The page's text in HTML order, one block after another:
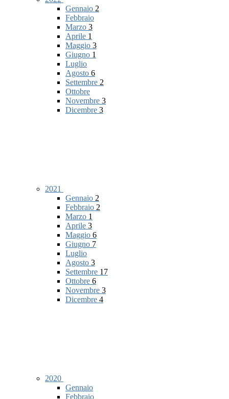
Gennaio 2
Febbraio
Marzo 3
Aprile 1
Maggio 3
Giugno 1
Luglio
Agosto 6
Settembre 2
Ottobre
Novembre 3
Dicembre 3
2021
Gennaio 2
Febbraio 2
Marzo 1
Aprile 3
Maggio 6
Giugno 7
Luglio
Agosto 3
Settembre 17
Ottobre 6
Novembre 3
Dicembre 4
2020
Gennaio
Febbraio